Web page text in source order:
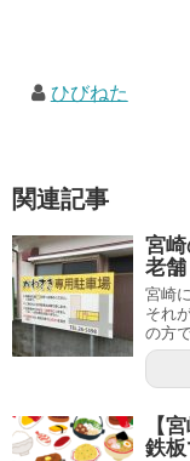
ひびねた
関連記事
宮
老
宮崎
それ
の方
【
鉄板